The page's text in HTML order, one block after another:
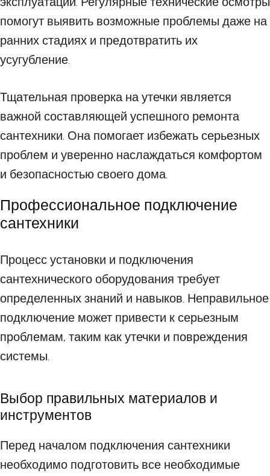
помогут выявить возможные проблемы даже на
ранних стадиях и предотвратить их
усугубление.
Тщательная проверка на утечки является
важной составляющей успешного ремонта
сантехники. Она помогает избежать серьезных
проблем и уверенно наслаждаться комфортом
и безопасностью своего дома.
Профессиональное подключение
сантехники
Процесс установки и подключения
сантехнического оборудования требует
определенных знаний и навыков. Неправильное
подключение может привести к серьезным
проблемам, таким как утечки и повреждения
системы.
Выбор правильных материалов и
инструментов
Перед началом подключения сантехники
необходимо подготовить все необходимые